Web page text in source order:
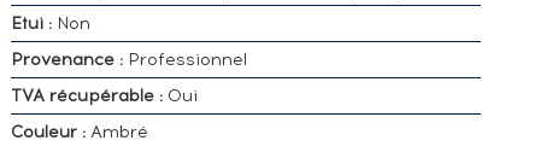
Etui :Non
Provenance :Professionnel
TVA récupérable :Oui
Couleur :Ambré